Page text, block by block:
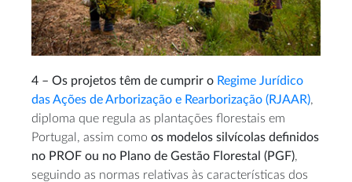
4 – Os projetos têm de cumprir o Regime Jurídico
das Ações de Arborização e Rearborização (RJAAR),
diploma que regula as plantações florestais em
Portugal, assim como os modelos silvícolas definidos
no PROF ou no Plano de Gestão Florestal (PGF),
seguindo as normas relativas às características dos